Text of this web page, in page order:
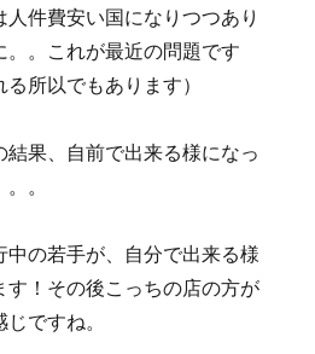
件費安い国になりつつあり
。。これが最近の問題です
所以でもあります）
結果、自前で出来る様になっ
。
中の若手が、自分で出来る様
す！その後こっちの店の方が
ですね。